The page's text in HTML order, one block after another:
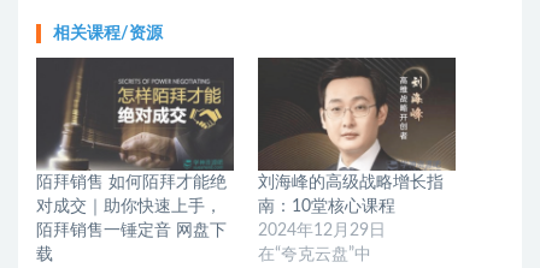
相关课程/资源
陌拜销售 如何陌拜才能绝
对成交｜助你快速上手，
陌拜销售一锤定音 网盘下
载
刘海峰的高级战略增长指
南：10堂核心课程
2024年12月29日
在“夸克云盘”中